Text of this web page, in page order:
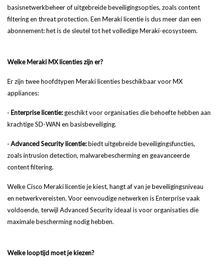
basisnetwerkbeheer of uitgebreide beveiligingsopties, zoals content
filtering en threat protection. Een Meraki licentie is dus meer dan een
abonnement: het is de sleutel tot het volledige Meraki-ecosysteem.
Welke Meraki MX licenties zijn er?
Er zijn twee hoofdtypen Meraki licenties beschikbaar voor MX
appliances:
· Enterprise licentie: geschikt voor organisaties die behoefte hebben aan
krachtige SD-WAN en basisbeveiliging.
· Advanced Security licentie:biedt uitgebreide beveiligingsfuncties,
zoals intrusion detection, malwarebescherming en geavanceerde
content filtering.
Welke Cisco Meraki licentie je kiest, hangt af van je beveiligingsniveau
en netwerkvereisten. Voor eenvoudige netwerken is Enterprise vaak
voldoende, terwijl Advanced Security ideaal is voor organisaties die
maximale bescherming nodig hebben.
Welke looptijd moet je kiezen?